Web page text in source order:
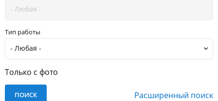
Тип работы
Только с фото
Расширенный поиск